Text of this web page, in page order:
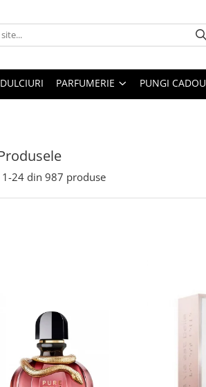
DULCIURI PARFUMERIE PUNGI CADOU
1-24 din 987 produse